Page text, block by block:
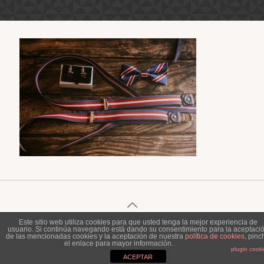
© 2023 Piel de Gallina Fotografía
Este sitio web utiliza cookies para que usted tenga la mejor experiencia de
usuario. Si continúa navegando está dando su consentimiento para la
de las mencionadas cookies y la aceptación de nuestra política de cookies,
el enlace para mayor información.
plugin
ACEPTAR